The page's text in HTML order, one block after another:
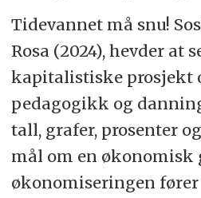
Tidevannet må snu!
Rosa (2024), hevder at
kapitalistiske prosjekt
pedagogikk og
tall, grafer, prosenter
mål om en økonomisk
økonomiseringen